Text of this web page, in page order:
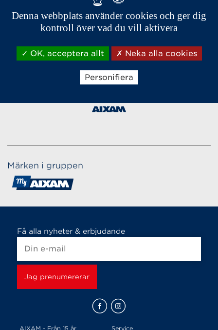
Lär dig mer om AIXAM & vår tillverkning
Märken i gruppen
Få alla nyheter & erbjudande
AIXAM - Från 15 år Service
Denna webbplats använder cookies och ger dig
kontroll över vad du vill aktivera
OK, acceptera allt Neka alla cookies
Personifiera